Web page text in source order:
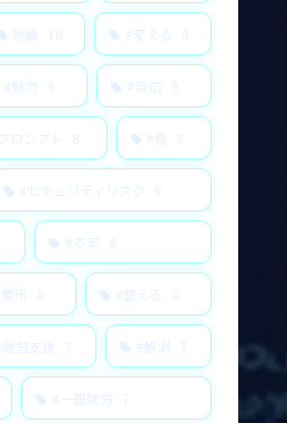
就職 10 #変える 9
#魅力 9 #自信 9
ロンプト 8 #春 8
#セキュリティリスク 8
#不安 8
所 8 #整える 8
労支援 7 #解消 7
#一般就労 7